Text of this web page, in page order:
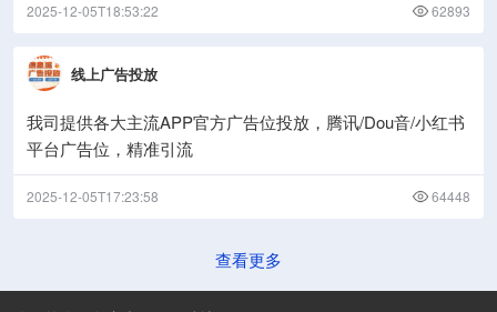
2025-12-05T18:53:22 62893
线上广告投放
我司提供各大主流APP官方广告位投放，腾讯/Dou音/小红书
平台广告位，精准引流
2025-12-05T17:23:58 64448
查看更多